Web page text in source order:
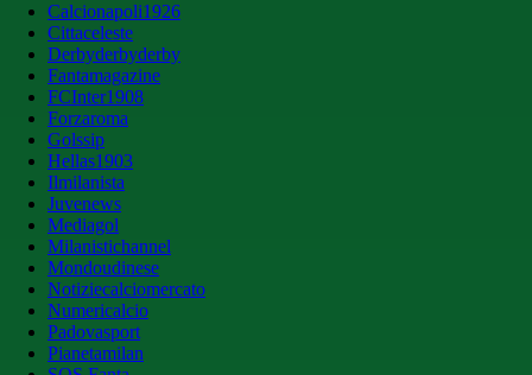
Calcionapoli1926
Cittaceleste
Derbyderbyderby
Fantamagazine
FCInter1908
Forzaroma
Golssip
Hellas1903
Ilmilanista
Juvenews
Mediagol
Milanistichannel
Mondoudinese
Notiziecalciomercato
Numericalcio
Padovasport
Pianetamilan